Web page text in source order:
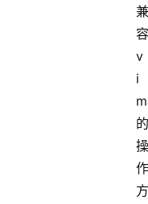
兼
容
v
i
m
的
操
作
方